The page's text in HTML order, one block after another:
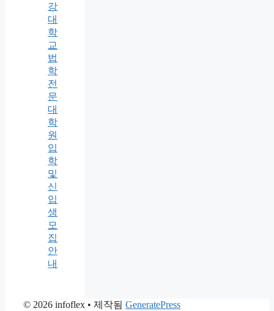
강
대
학
교
법
학
전
문
대
학
원
입
학
및
신
입
생
모
집
안
내
© 2026 infoflex • 제작됨 GeneratePress